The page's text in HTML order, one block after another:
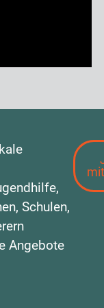
Schulen,
Angebote